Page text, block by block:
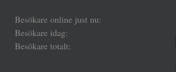
Besökare online just nu:
Besökare idag:
Besökare totalt: